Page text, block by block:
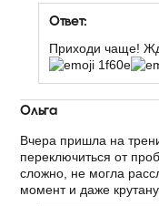
Ответ:
Приходи чаще!
Ольга
Вчера пришла на
переключиться от
сложно, не могла
момент и даже